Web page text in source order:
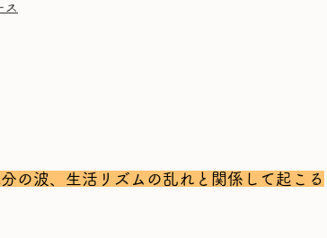
ス
の波、生活リズムの乱れと関係して起こる